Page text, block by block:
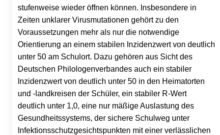
stufenweise wieder öffnen können. Insbesondere in
Zeiten unklarer Virusmutationen gehört zu den
Voraussetzungen mehr als nur die notwendige
Orientierung an einem stabilen Inzidenzwert von deutlich
unter 50 am Schulort. Dazu gehören aus Sicht des
Deutschen Philologenverbandes auch ein stabiler
Inzidenzwert von deutlich unter 50 in den Heimatorten
und -landkreisen der Schüler, ein stabiler R-Wert
deutlich unter 1,0, eine nur mäßige Auslastung des
Gesundheitssystems, der sichere Schulweg unter
Infektionsschutzgesichtspunkten mit einer verlässlichen